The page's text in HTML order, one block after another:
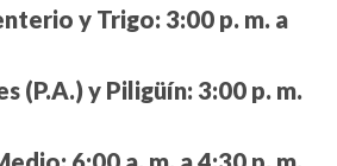
y Trigo: 3:00 p. m. a
(P.A.) y Piligüín: 3:00 p. m.